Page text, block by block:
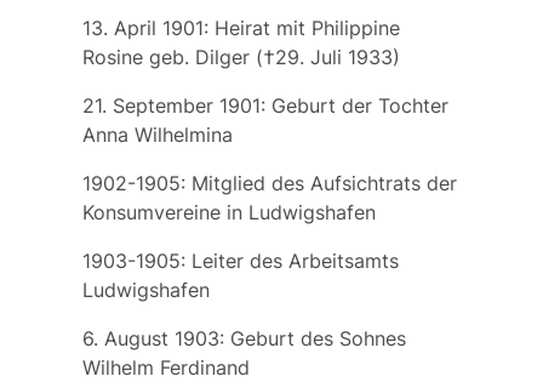
13. April 1901: Heirat mit Philippine
Rosinegeb. Dilger(†29. Juli 1933)
21. September 1901: Geburt der Tochter
Anna Wilhelmina
1902-1905: Mitglied des Aufsichtrats der
Konsumvereine in Ludwigshafen
1903-1905: Leiter des Arbeitsamts
Ludwigshafen
6. August 1903: Geburt des Sohnes
Wilhelm Ferdinand